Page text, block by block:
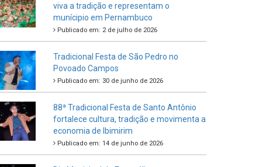
viva a tradição e representam o
munícipio em Pernambuco
Publicado em: 2 de julho de 2026
Tradicional Festa de São Pedro no
Povoado Campos
Publicado em: 30 de junho de 2026
88ª Tradicional Festa de Santo Antônio
fortalece cultura, tradição e movimenta a
economia de Ibimirim
Publicado em: 14 de junho de 2026